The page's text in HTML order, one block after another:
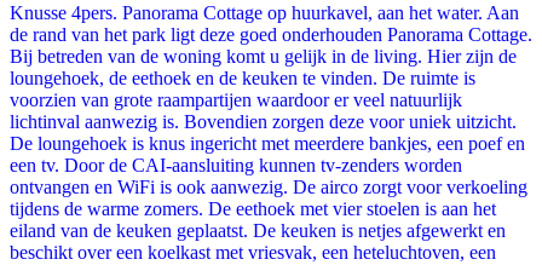
Knusse 4pers. Panorama Cottage op huurkavel, aan het water. Aan
de rand van het park ligt deze goed onderhouden Panorama Cottage.
Bij betreden van de woning komt u gelijk in de living. Hier zijn de
loungehoek, de eethoek en de keuken te vinden. De ruimte is
voorzien van grote raampartijen waardoor er veel natuurlijk
lichtinval aanwezig is. Bovendien zorgen deze voor uniek uitzicht.
De loungehoek is knus ingericht met meerdere bankjes, een poef en
een tv. Door de CAI-aansluiting kunnen tv-zenders worden
ontvangen en WiFi is ook aanwezig. De airco zorgt voor verkoeling
tijdens de warme zomers. De eethoek met vier stoelen is aan het
eiland van de keuken geplaatst. De keuken is netjes afgewerkt en
beschikt over een koelkast met vriesvak, een heteluchtoven, een